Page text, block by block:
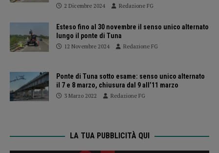
2 Dicembre 2024 Redazione FG
Esteso fino al 30 novembre il senso unico alternato
lungo il ponte di Tuna
12 Novembre 2024 Redazione FG
Ponte di Tuna sotto esame: senso unico alternato
il 7 e 8 marzo, chiusura dal 9 all’11 marzo
3 Marzo 2022 Redazione FG
LA TUA PUBBLICITÀ QUI